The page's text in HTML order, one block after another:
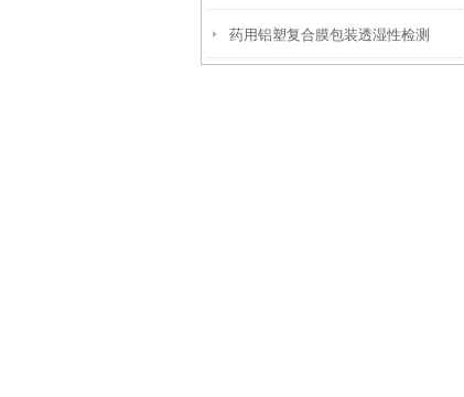
汽透过率测试仪功能解析
药用铝塑复合膜包装透湿性检测